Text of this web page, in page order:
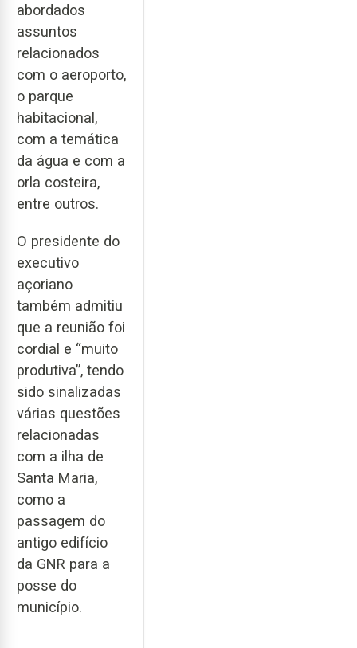
abordados
assuntos
relacionados
com o aeroporto,
o parque
habitacional,
com a temática
da água e com a
orla costeira,
entre outros.
O presidente do
executivo
açoriano
também admitiu
que a reunião foi
cordial e “muito
produtiva”, tendo
sido sinalizadas
várias questões
relacionadas
com a ilha de
Santa Maria,
como a
passagem do
antigo edifício
da GNR para a
posse do
município.